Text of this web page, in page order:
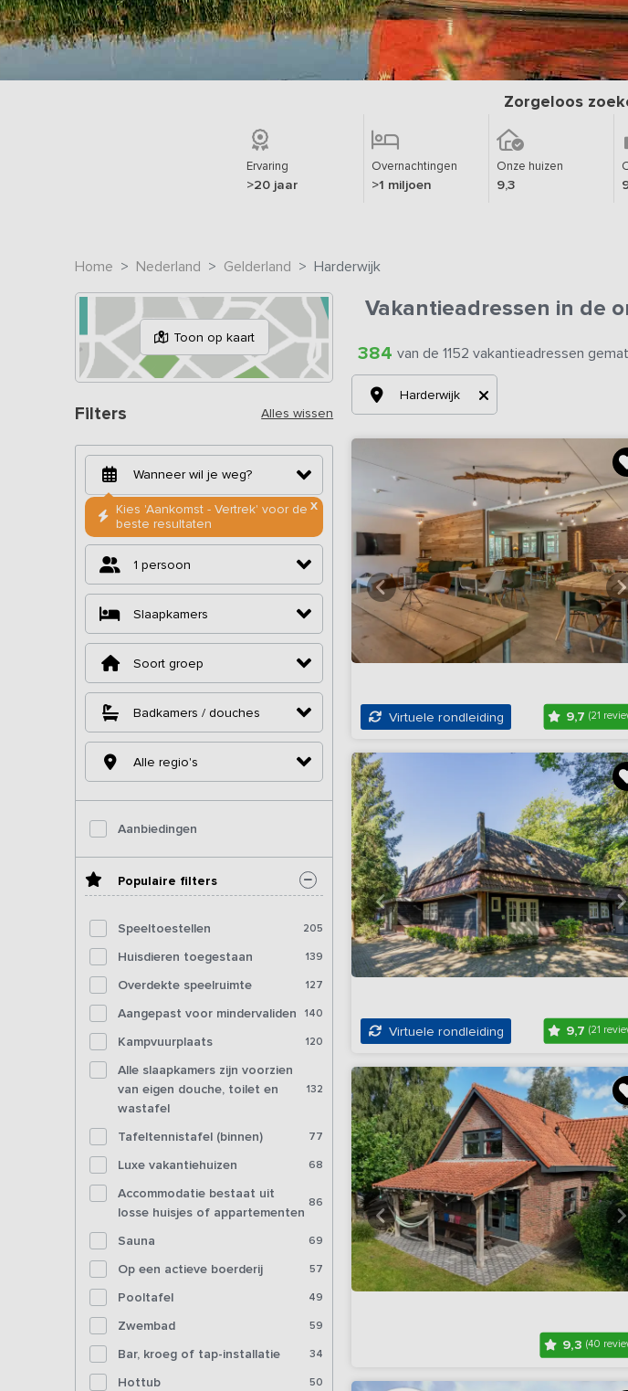
Zorgeloos
Ervaring
>20 jaar
Overnachtingen
>1 miljoen
Onze huizen
9,3
Home Nederland Gelderland Harderwijk
Toon op kaart
Filters Alles wissen
X
Kies 'Aankomst - Vertrek' voor de
beste resultaten
1 persoon
Slaapkamers
Soort groep
Badkamers / douches
Alle regio's
Aanbiedingen
Populaire filters
Speeltoestellen 205
Huisdieren toegestaan 139
Overdekte speelruimte 127
Aangepast voor mindervaliden 140
Kampvuurplaats 120
Alle slaapkamers zijn voorzien
van eigen douche, toilet en
wastafel
132
Tafeltennistafel (binnen) 77
Luxe vakantiehuizen 68
Accommodatie bestaat uit
losse huisjes of appartementen
86
Sauna 69
Op een actieve boerderij 57
Pooltafel 49
Zwembad 59
Bar, kroeg of tap-installatie 34
Hottub 50
Vakantieadressen in de
384 van de 1152 vakantieadressen
Harderwijk
Virtuele rondleiding 9,7(21
Virtuele rondleiding 9,7(21
9,3(40